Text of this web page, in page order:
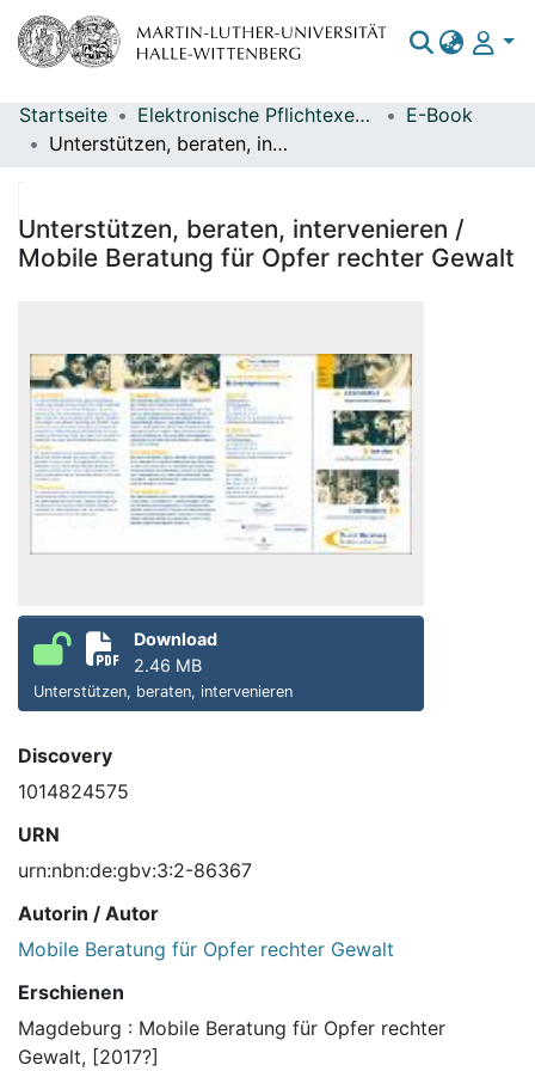
Bereiche & Sammlungen
Statistiken
Startseite Elektronische Pflichtexemplare
E-Book
Unterstützen, beraten, intervenieren / Mobile Beratung für Opfer rechter Gewalt
Unterstützen, beraten, intervenieren /
Mobile Beratung für Opfer rechter Gewalt
Download
2.46 MB
Unterstützen, beraten, intervenieren
Discovery
1014824575
URN
urn:nbn:de:gbv:3:2-86367
Autorin / Autor
Mobile Beratung für Opfer rechter Gewalt
Erschienen
Magdeburg : Mobile Beratung für Opfer rechter
Gewalt, [2017?]